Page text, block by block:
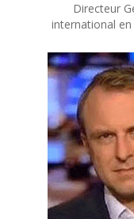
Directeur
international